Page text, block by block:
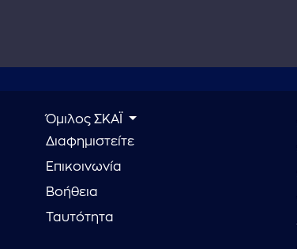
Όμιλος ΣΚΑΪ
Διαφημιστείτε
Επικοινωνία
Βοήθεια
Ταυτότητα